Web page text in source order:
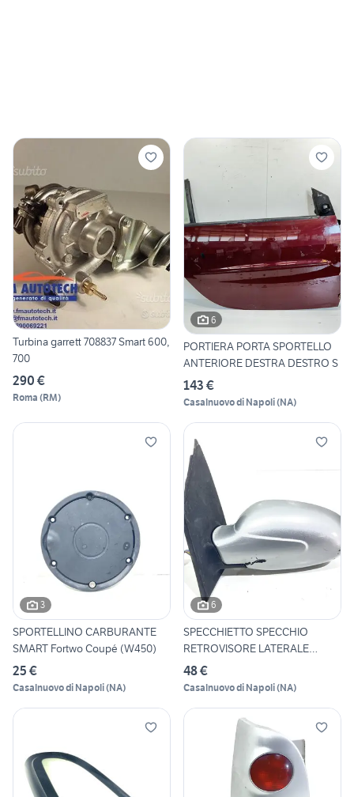
Turbina garrett 708837 Smart 600,
700
290 €
Roma (RM)
6
PORTIERA PORTA SPORTELLO
ANTERIORE DESTRA DESTRO S
143 €
Casalnuovo di Napoli(NA)
3
SPORTELLINO CARBURANTE
SMART Fortwo Coupé (W450)
25 €
Casalnuovo di Napoli(NA)
6
SPECCHIETTO SPECCHIO
RETROVISORE LATERALE
SINISTRO
48 €
Casalnuovo di Napoli(NA)